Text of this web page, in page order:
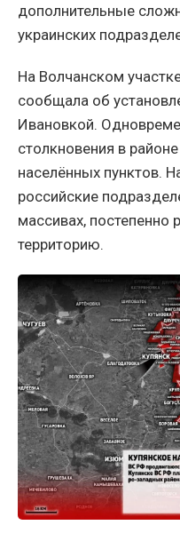
дополнительные
украинских
На Волчанском
сообщала об
Ивановкой.
столкновения в
населённых пунктов.
российские
массивах,
территорию.